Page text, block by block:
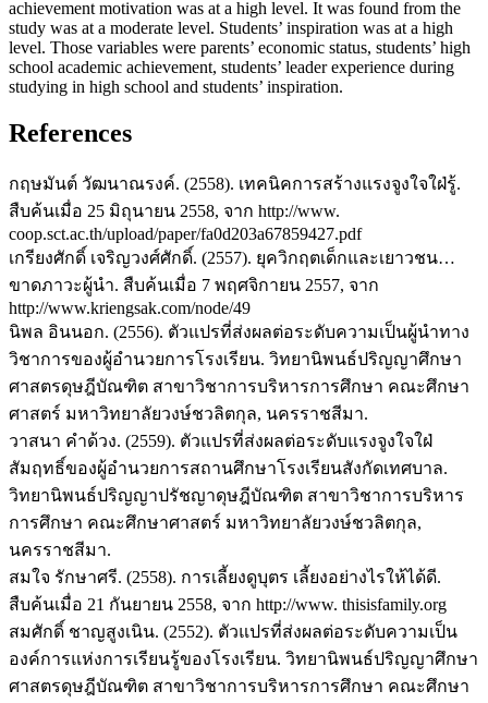
achievement motivation was at a high level. It was found from the
study was at a moderate level. Students’ inspiration was at a high
level. Those variables were parents’ economic status, students’ high
school academic achievement, students’ leader experience during
studying in high school and students’ inspiration.
References
กฤษมันต์ วัฒนาณรงค์. (2558). เทคนิคการสร้างแรงจูงใจใฝ่รู้.
สืบค้นเมื่อ 25 มิถุนายน 2558, จาก http://www.
coop.sct.ac.th/upload/paper/fa0d203a67859427.pdf
เกรียงศักดิ์ เจริญวงศ์ศักดิ์. (2557). ยุควิกฤตเด็กและเยาวชน…
ขาดภาวะผู้นำ. สืบค้นเมื่อ 7 พฤศจิกายน 2557, จาก
http://www.kriengsak.com/node/49
นิพล อินนอก. (2556). ตัวแปรที่ส่งผลต่อระดับความเป็นผู้นำทาง
วิชาการของผู้อำนวยการโรงเรียน. วิทยานิพนธ์ปริญญาศึกษา
ศาสตรดุษฎีบัณฑิต สาขาวิชาการบริหารการศึกษา คณะศึกษา
ศาสตร์ มหาวิทยาลัยวงษ์ชวลิตกุล, นครราชสีมา.
วาสนา คำด้วง. (2559). ตัวแปรที่ส่งผลต่อระดับแรงจูงใจใฝ่
สัมฤทธิ์ของผู้อำนวยการสถานศึกษาโรงเรียนสังกัดเทศบาล.
วิทยานิพนธ์ปริญญาปรัชญาดุษฎีบัณฑิต สาขาวิชาการบริหาร
การศึกษา คณะศึกษาศาสตร์ มหาวิทยาลัยวงษ์ชวลิตกุล,
นครราชสีมา.
สมใจ รักษาศรี. (2558). การเลี้ยงดูบุตร เลี้ยงอย่างไรให้ได้ดี.
สืบค้นเมื่อ 21 กันยายน 2558, จาก http://www. thisisfamily.org
สมศักดิ์ ชาญสูงเนิน. (2552). ตัวแปรที่ส่งผลต่อระดับความเป็น
องค์การแห่งการเรียนรู้ของโรงเรียน. วิทยานิพนธ์ปริญญาศึกษา
ศาสตรดุษฎีบัณฑิต สาขาวิชาการบริหารการศึกษา คณะศึกษา